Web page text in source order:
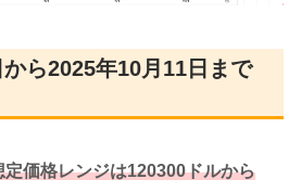
ら2025年10月11日まで
定価格レンジは120300ドルから